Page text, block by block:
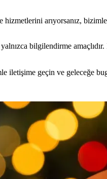
arıyorsanız,
bilgilendirme
iletişime geçin ve geleceğe